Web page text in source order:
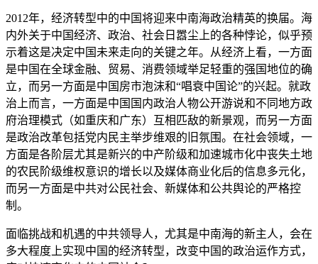
2012年，经济转型中的中国将迎来中南海政治精英的换届。海
内外关于中国经济、政治、社会日嚣尘上的各种悖论，似乎预
示着这是决定中国未来走向的关键之年。从经济上看，一方面
是中国在全球金融、贸易、消费领域举足轻重的强国地位的确
立，而另一方面是中国房市泡沫和“唱衰中国论”的兴起。就政
治上而言，一方面是中国国内政治人物公开游说和不同地方政
府治理模式（如重庆和广东）互相匹敌的新景观，而另一方面
是政治改革包括党内民主举步维艰的旧氛围。在社会领域，一
方面是各阶层尤其是新兴的中产阶级和加速城市化中丧失土地
的农民阶级维权意识的增长以及媒体商业化后的信息多元化，
而另一方面是中共对公民社会、新媒体和公共舆论的严格控
制。
面临挑战和机遇的中共领导人，尤其是中南海的新主人，会在
多大程度上实现中国的经济转型，改变中国的政治运作方式，